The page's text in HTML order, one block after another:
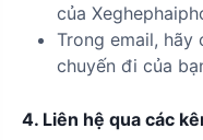
của
Trong email,
chuyến đi của
4. Liên hệ qua các